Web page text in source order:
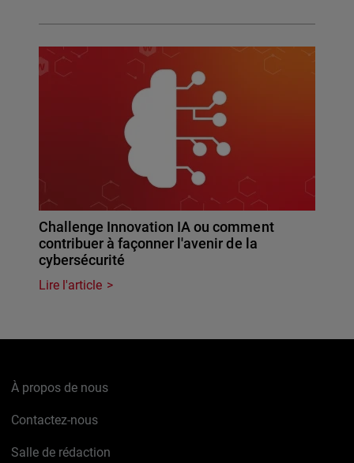
Challenge Innovation IA ou comment
contribuer à façonner l'avenir de la
cybersécurité
Lire l'article
À propos de nous
Contactez-nous
Salle de rédaction